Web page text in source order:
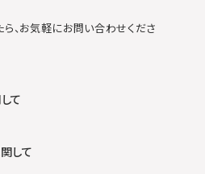
、お気軽にお問い合わせくださ
て
関して